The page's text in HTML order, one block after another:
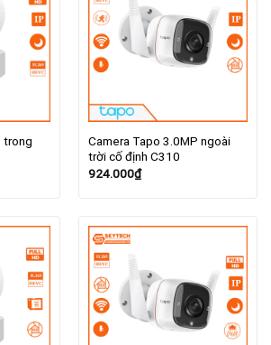
trong
Camera Tapo 3.0MP ngoài
trời cố định C310
924.000₫